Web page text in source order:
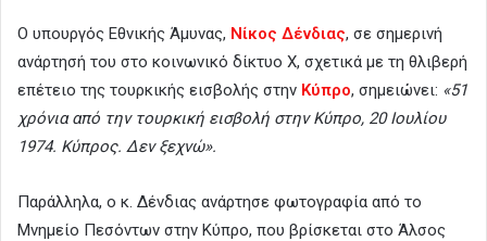
Ο υπουργός Εθνικής Άμυνας, Νίκος Δένδιας, σε σημερινή
ανάρτησή του στο κοινωνικό δίκτυο Χ, σχετικά με τη θλιβερή
επέτειο της τουρκικής εισβολής στην Κύπρο, σημειώνει: «51
χρόνια από την τουρκική εισβολή στην Κύπρο, 20 Ιουλίου
1974. Κύπρος. Δεν ξεχνώ».
Παράλληλα, ο κ. Δένδιας ανάρτησε φωτογραφία από το
Μνημείο Πεσόντων στην Κύπρο, που βρίσκεται στο Άλσος